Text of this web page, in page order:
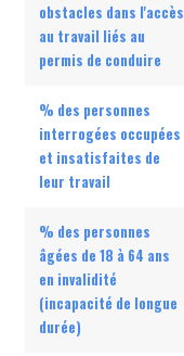
obstacles dans l'accès
au travail liés au
permis de conduire
% des personnes
interrogées occupées
et insatisfaites de
leur travail
% des personnes
âgées de 18 à 64 ans
en invalidité
(incapacité de longue
durée)